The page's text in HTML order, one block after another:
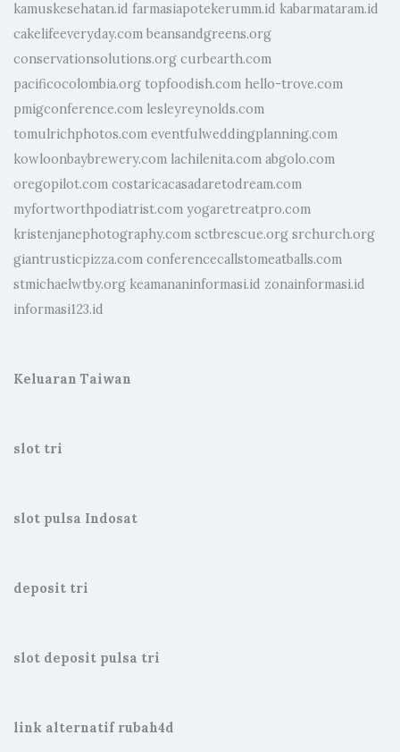
kamuskesehatan.id farmasiapotekerumm.id kabarmataram.id
cakelifeeveryday.com beansandgreens.org
conservationsolutions.org curbearth.com
pacificocolombia.org topfoodish.com hello-trove.com
pmigconference.com lesleyreynolds.com
tomulrichphotos.com eventfulweddingplanning.com
kowloonbaybrewery.com lachilenita.com abgolo.com
oregopilot.com costaricacasadaretodream.com
myfortworthpodiatrist.com yogaretreatpro.com
kristenjanephotography.com sctbrescue.org srchurch.org
giantrusticpizza.com conferencecallstomeatballs.com
stmichaelwtby.org keamananinformasi.id zonainformasi.id
informasi123.id
Keluaran Taiwan
slot tri
slot pulsa Indosat
deposit tri
slot deposit pulsa tri
link alternatif rubah4d